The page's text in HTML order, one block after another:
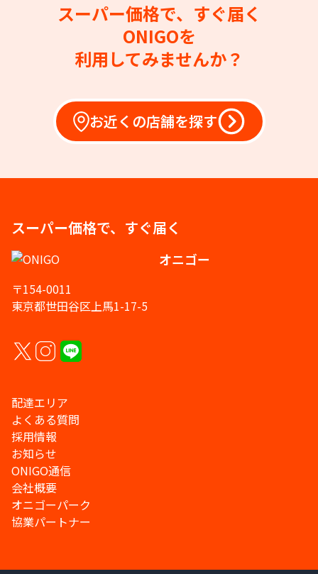
スーパー価格で、すぐ届く
ONIGOを
利用してみませんか？
お近くの店舗を探す
スーパー価格で、すぐ届く
オニゴー
〒154-0011
東京都世田谷区上馬1-17-5
配達エリア
よくある質問
採用情報
お知らせ
ONIGO通信
会社概要
オニゴーパーク
協業パートナー